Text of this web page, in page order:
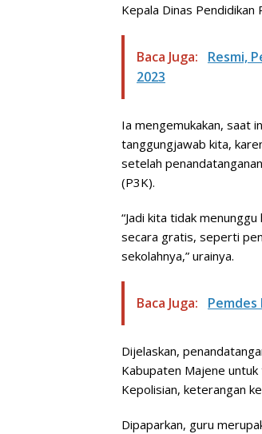
Kepala Dinas
Baca Juga:
Resmi,
2023
Ia mengemukakan, saat
tanggungjawab kita,
setelah
(P3K).
“Jadi kita tidak
secara gratis, seperti
sekolahnya,” urainya.
Baca Juga: Pemdes
Dijelaskan,
Kabupaten Majene
Kepolisian, keterangan
Dipaparkan, guru